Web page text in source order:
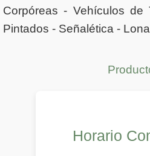
Corpóreas - Vehículos de
Pintados - Señalética -
Horario